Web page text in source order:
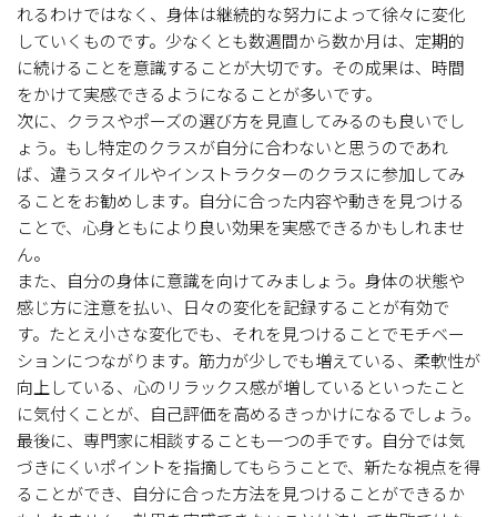
れるわけではなく、身体は継続的な努力によって徐々に変化
していくものです。少なくとも数週間から数か月は、定期的
に続けることを意識することが大切です。その成果は、時間
をかけて実感できるようになることが多いです。
次に、クラスやポーズの選び方を見直してみるのも良いでし
ょう。もし特定のクラスが自分に合わないと思うのであれ
ば、違うスタイルやインストラクターのクラスに参加してみ
ることをお勧めします。自分に合った内容や動きを見つける
ことで、心身ともにより良い効果を実感できるかもしれませ
ん。
また、自分の身体に意識を向けてみましょう。身体の状態や
感じ方に注意を払い、日々の変化を記録することが有効で
す。たとえ小さな変化でも、それを見つけることでモチベー
ションにつながります。筋力が少しでも増えている、柔軟性が
向上している、心のリラックス感が増しているといったこと
に気付くことが、自己評価を高めるきっかけになるでしょう。
最後に、専門家に相談することも一つの手です。自分では気
づきにくいポイントを指摘してもらうことで、新たな視点を得
ることができ、自分に合った方法を見つけることができるか